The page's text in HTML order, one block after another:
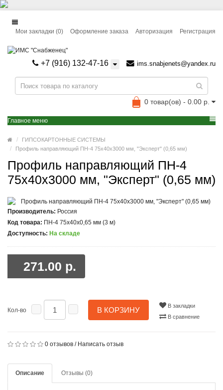
Авторизация Регистрация
Мои закладки (0) Оформление заказа
+7 (916) 132-47-16 ims.snabjenets@yandex.ru
0 товар(ов) - 0.00 р.
Главное меню
ГИПСОКАРТОННЫЕ СИСТЕМЫ
Профиль направляющий ПН-4 75x40x3000 мм, "Эксперт" (0,65 мм)
Профиль направляющий ПН-4
75x40x3000 мм, "Эксперт" (0,65 мм)
Производитель: Россия
Код товара: ПН-4 75x40x0,65 мм (3 м)
Доступность: На складе
271.00 р.
Кол-во В КОРЗИНУ
В закладки
В сравнение
0 отзывов / Написать отзыв
Описание Отзывы (0)